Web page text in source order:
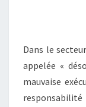
Dans le
appelée «
mauvaise
responsabilité